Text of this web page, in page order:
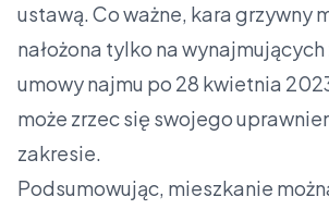
ustawą. Co ważne, kara grzywny
nałożona tylko na
umowy najmu po 28 kwietnia
może zrzec się swojego
zakresie.
Podsumowując, mieszkanie